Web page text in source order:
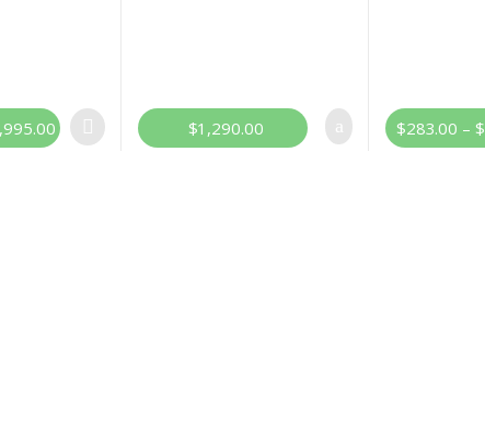
$1,290.00 $283.00 – $